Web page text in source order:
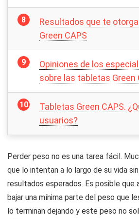
Resultados que te
Green CAPS
Opiniones de los
sobre las tabletas Green
Tabletas Green CAPS.
usuarios?
Perder peso no es una tarea fácil.
que lo intentan a lo largo de su vida
resultados esperados. Es posible que
bajar una mínima parte del peso que
lo terminan dejando y este peso no